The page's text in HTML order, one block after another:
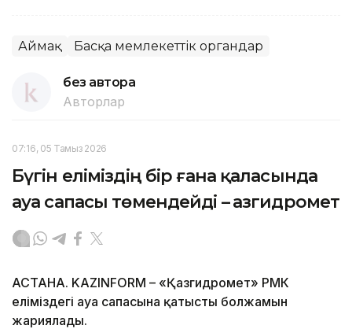
Аймақ Басқа мемлекеттік органдар
без автора
Авторлар
07:16, 05 Тамыз 2026
Бүгін еліміздің бір ғана қаласында
ауа сапасы төмендейді – Қазгидромет
АСТАНА. KAZINFORM – «Қазгидромет» РМК
еліміздегі ауа сапасына қатысты болжамын
жариялады.